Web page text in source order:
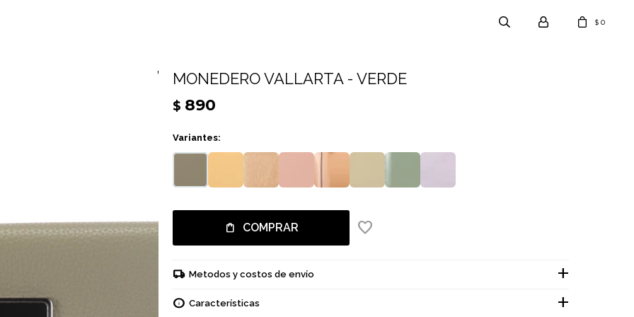
$ 0
MONEDERO VALLARTA - VERDE
$ 890
Variantes:
COMPRAR
Metodos y costos de envío
Características